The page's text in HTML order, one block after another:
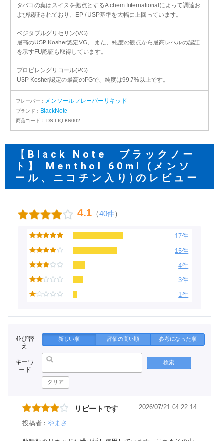
タバコの葉はスイスを拠点とするAlchem Internationalによって調達お
よび認証されており、EP / USP基準を大幅に上回っています。
ベジタブルグリセリン(VG)
最高のUSP Kosher認定VG。 また、純度の観点から最高レベルの認証
を示すFU認証も取得しています。
プロピレングリコール(PG)
USP Kosher認定の最高のPGで、純度は99.7%以上です。
フレーバー： メンソールフレーバーリキッド
ブランド： BlackNote
商品コード： DS-LIQ-BN002
【Black Note ブラックノー
ト】 Menthol 60ml (メンソ
ール、ニコチン入り)のレビュー
4.1 （40件）
17件
15件
4件
3件
1件
並び替
え
新しい順 評価の高い順 参考になった順
キーワ
ード
検索
クリア
リピートです 2026/07/21 04:22:14
投稿者： やまさ